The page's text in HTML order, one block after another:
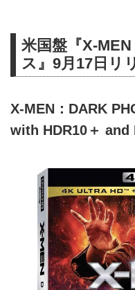
米国盤『X-
ス』9月17日リ
X-MEN：DARK
with HDR10＋ and